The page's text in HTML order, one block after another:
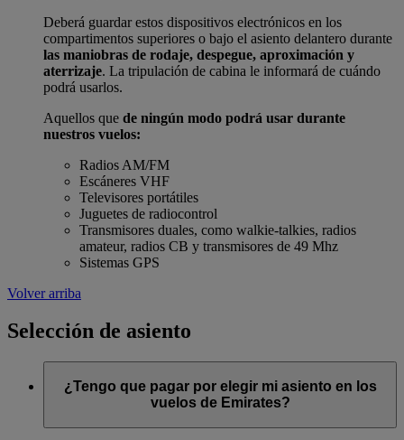
Deberá guardar estos dispositivos electrónicos en los
compartimentos superiores o bajo el asiento delantero durante
las maniobras de rodaje, despegue, aproximación y
aterrizaje. La tripulación de cabina le informará de cuándo
podrá usarlos.
Aquellos que de ningún modo podrá usar durante
nuestros vuelos:
Radios AM/FM
Escáneres VHF
Televisores portátiles
Juguetes de radiocontrol
Transmisores duales, como walkie-talkies, radios
amateur, radios CB y transmisores de 49 Mhz
Sistemas GPS
Volver arriba
Selección de asiento
¿Tengo que pagar por elegir mi asiento en los
vuelos de Emirates?